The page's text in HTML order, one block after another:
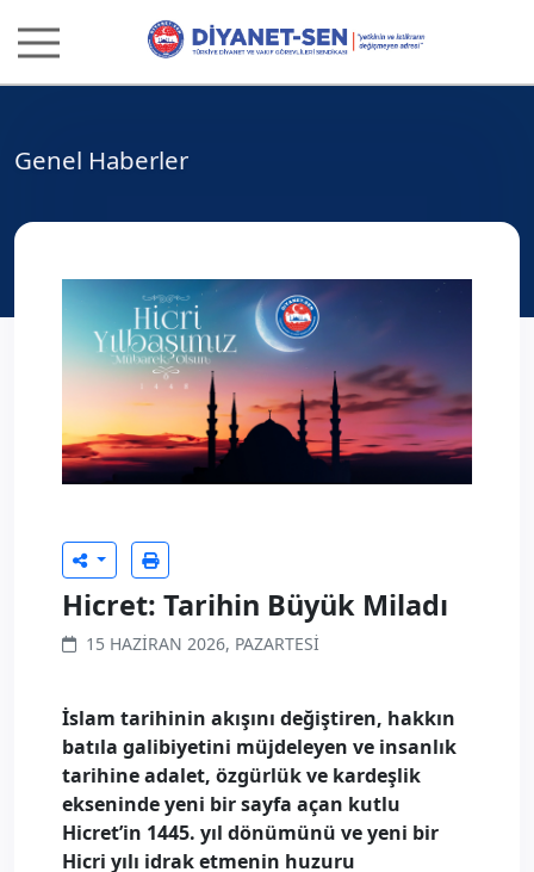
Genel Haberler
Hicret: Tarihin Büyük Miladı
15 HAZIRAN 2026, PAZARTESI
İslam tarihinin akışını değiştiren, hakkın
batıla galibiyetini müjdeleyen ve insanlık
tarihine adalet, özgürlük ve kardeşlik
ekseninde yeni bir sayfa açan kutlu
Hicret’in 1445. yıl dönümünü ve yeni bir
Hicri yılı idrak etmenin huzuru